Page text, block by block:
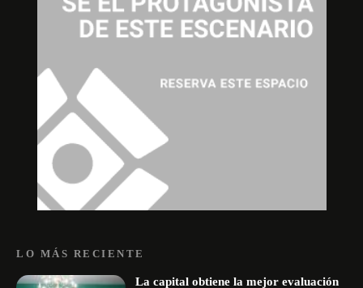
LO MÁS RECIENTE
La capital obtiene la mejor evaluación